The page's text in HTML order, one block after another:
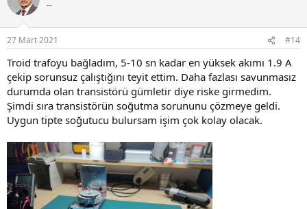
i
s
--
27 Mart 2021 #14
Troid trafoyu bağladım, 5-10 sn kadar en yüksek akımı 1.9 A
çekip sorunsuz çalıştığını teyit ettim. Daha fazlası savunmasız
durumda olan transistörü gümletir diye riske girmedim.
Şimdi sıra transistörün soğutma sorununu çözmeye geldi.
Uygun tipte soğutucu bulursam işim çok kolay olacak.